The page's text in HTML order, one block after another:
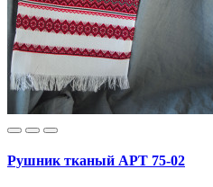
Рушник тканый АРТ 75-02